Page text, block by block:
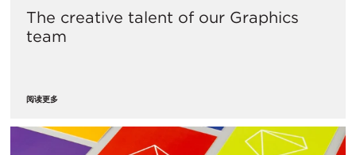
The creative talent of our Graphics
team
阅读更多